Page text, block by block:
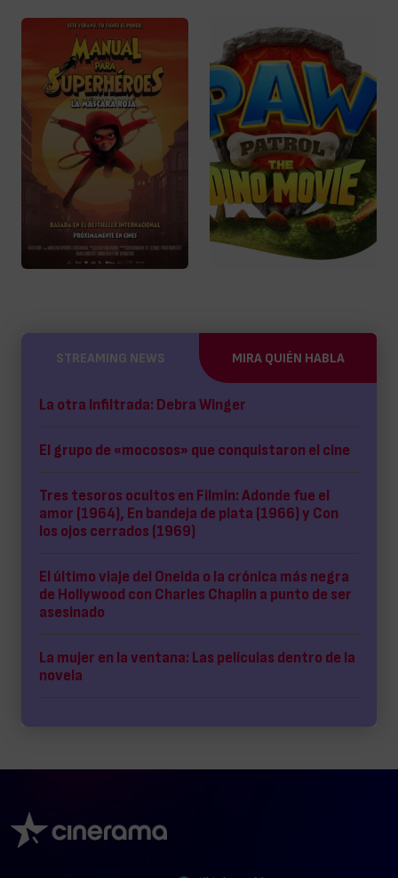
STREAMING NEWS MIRA QUIÉN HABLA
La otra Infiltrada: Debra Winger
El grupo de «mocosos» que conquistaron el cine
Tres tesoros ocultos en Filmin: Adonde fue el
amor (1964), En bandeja de plata (1966) y Con
los ojos cerrados (1969)
El último viaje del Oneida o la crónica más negra
de Hollywood con Charles Chaplin a punto de ser
asesinado
La mujer en la ventana: Las películas dentro de la
novela